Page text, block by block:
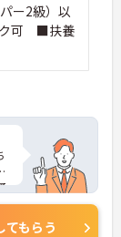
ー2級）以
ク可 ■扶養
てもらう